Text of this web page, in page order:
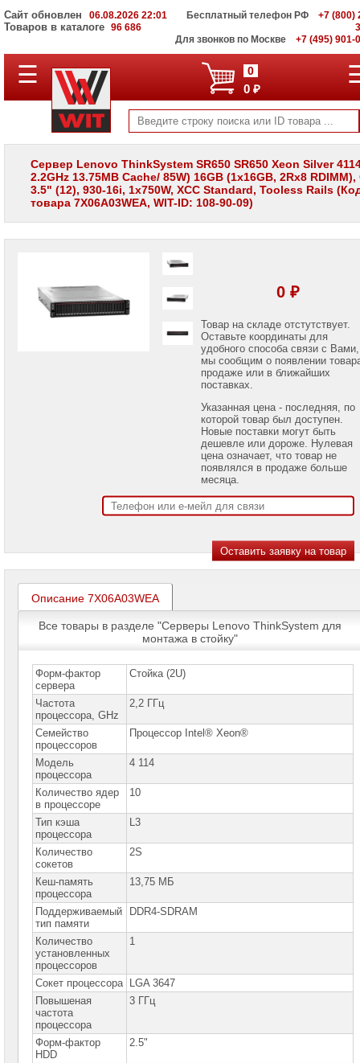
Сайт обновлен 06.08.2026 22:01
Товаров в каталоге 96 686
Бесплатный телефон РФ
+7 (800)
Для звонков по Москве
+7 (495) 901-
ПОЛНЫЙ
КАТАЛОГ
Корпоративные
серверы
WIT
Системы
хранения
данных
панели
Принтеры
Name
Huawei
Серверы
DELL
Серверы
Lenovo
Серверы
Lenovo
ThinkAgile
&
SystemX
Серверы
Lenovo
ThinkSystem
в
корпусе
Tower
Серверы
Lenovo
ThinkSystem
для
монтажа
в
стойку
►
Процессоры
для
серверов
Lenovo
☰ 0
0 ₽
Сервер Lenovo ThinkSystem SR650 SR650 Xeon Silver
2.2GHz 13.75MB Cache/ 85W) 16GB (1x16GB, 2Rx8 RDIMM),
3.5" (12), 930-16i, 1x750W, XCC Standard, Tooless Rails
товара 7X06A03WEA, WIT-ID: 108-90-09)
0 ₽
Товар на складе отстутствует.
Оставьте координаты для
удобного способа связи с Вами,
мы сообщим о появлении
продаже или в ближайших
поставках.
Указанная цена - последняя, по
которой товар был доступен.
Новые поставки могут быть
дешевле или дороже. Нулевая
цена означает, что товар не
появлялся в продаже больше
месяца.
Описание 7X06A03WEA
Все товары в разделе "Серверы Lenovo ThinkSystem для
монтажа в стойку"
Форм-фактор
сервера
Стойка (2U)
Частота
процессора, GHz
2,2 ГГц
Семейство
процессоров
Процессор Intel® Xeon®
Модель
процессора
4 114
Количество ядер
в процессоре
10
Тип кэша
процессора
L3
Количество
сокетов
2S
Кеш-память
процессора
13,75 МБ
Поддерживаемый
тип памяти
DDR4-SDRAM
Количество
установленных
процессоров
1
Сокет процессора
LGA 3647
Повышеная
частота
процессора
3 ГГц
Форм-фактор
HDD
2.5"